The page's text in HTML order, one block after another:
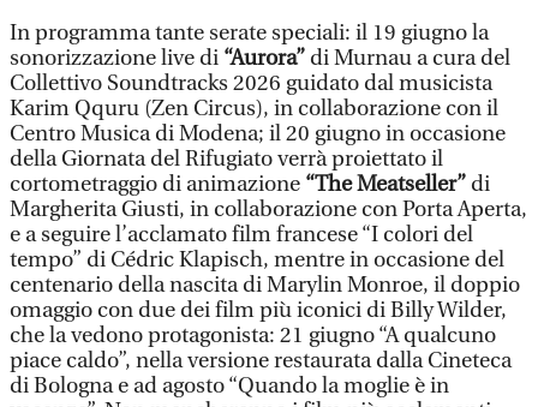
In programma tante serate speciali: il 19 giugno la
sonorizzazione live di “Aurora” di Murnau a cura del
Collettivo Soundtracks 2026 guidato dal musicista
Karim Qquru (Zen Circus), in collaborazione con il
Centro Musica di Modena; il 20 giugno in occasione
della Giornata del Rifugiato verrà proiettato il
cortometraggio di animazione “The Meatseller” di
Margherita Giusti, in collaborazione con Porta Aperta,
e a seguire l’acclamato film francese “I colori del
tempo” di Cédric Klapisch, mentre in occasione del
centenario della nascita di Marylin Monroe, il doppio
omaggio con due dei film più iconici di Billy Wilder,
che la vedono protagonista: 21 giugno “A qualcuno
piace caldo”, nella versione restaurata dalla Cineteca
di Bologna e ad agosto “Quando la moglie è in